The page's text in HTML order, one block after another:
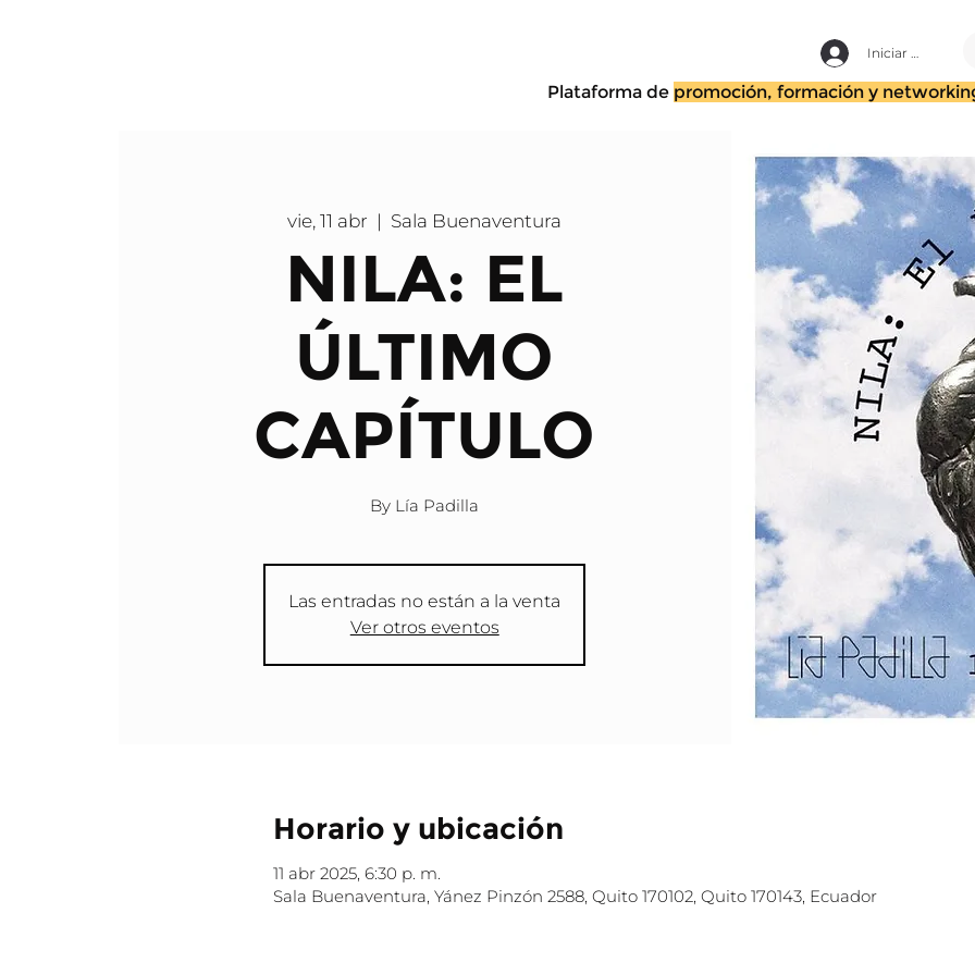
Iniciar sesión
Plataforma de promoción, formación y
vie, 11 abr
  |
Sala Buenaventura
NILA: EL
ÚLTIMO
CAPÍTULO
By Lía Padilla
Las entradas no están a la venta
Ver otros eventos
Horario y ubicación
11 abr 2025, 6:30 p. m.
Sala Buenaventura, Yánez Pinzón 2588, Quito 170102, Quito 170143, Ecuador